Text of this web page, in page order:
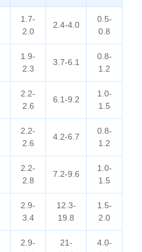
1.7-
2.0
2.4-4.0
0.5-
0.8
1.9-
2.3
3.7-6.1
0.8-
1.2
2.2-
2.6
6.1-9.2
1.0-
1.5
2.2-
2.6
4.2-6.7
0.8-
1.2
2.2-
2.8
7.2-9.6
1.0-
1.5
2.9-
3.4
12.3-
19.8
1.5-
2.0
2.9-
21-
4.0-